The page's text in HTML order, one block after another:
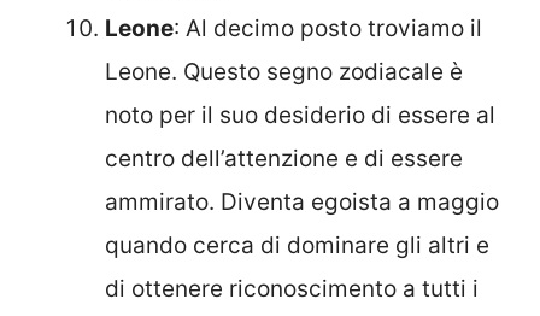
Leone: Al decimo posto troviamo il
Leone. Questo segno zodiacale è
noto per il suo desiderio di essere al
centro dell’attenzione e di essere
ammirato. Diventa egoista a maggio
quando cerca di dominare gli altri e
di ottenere riconoscimento a tutti i